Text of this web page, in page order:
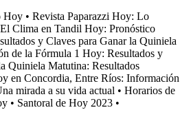
Hoy • Revista Paparazzi Hoy: Lo
El Clima en Tandil Hoy: Pronóstico
y Claves para Ganar la Quiniela
de la Fórmula 1 Hoy: Resultados y
Quiniela Matutina: Resultados
en Concordia, Entre Ríos: Información
mirada a su vida actual • Horarios de
• Santoral de Hoy 2023 •